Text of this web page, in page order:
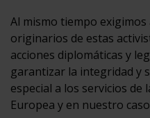
Al mismo tiempo
originarios de estas
acciones diplomáticas y
garantizar la integridad y
especial a los servicios de
Europea y en nuestro